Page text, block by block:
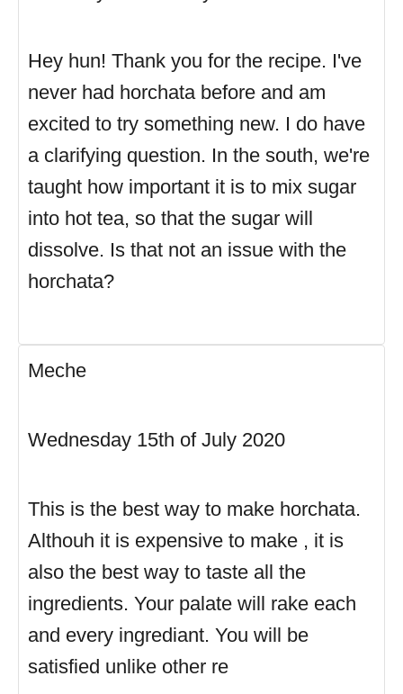
Hey hun! Thank you for the recipe. I've
never had horchata before and am
excited to try something new. I do have
a clarifying question. In the south, we're
taught how important it is to mix sugar
into hot tea, so that the sugar will
dissolve. Is that not an issue with the
horchata?
Meche
Wednesday 15th of July 2020
This is the best way to make horchata.
Althouh it is expensive to make , it is
also the best way to taste all the
ingredients. Your palate will rake each
and every ingrediant. You will be
satisfied unlike other re